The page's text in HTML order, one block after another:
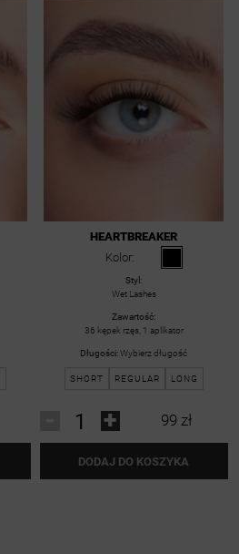
HEARTBREAKER
Kolor:
Styl:
Wet Lashes
Zawartość:
36 kępek rzęs, 1 aplikator
Długości:Wybierz długość
SHORT REGULAR LONG
99 zł
+
DODAJ DO KOSZYKA